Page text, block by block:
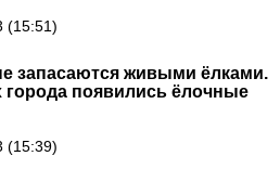
(15:51)
запасаются живыми ёлками.
города появились ёлочные
(15:39)